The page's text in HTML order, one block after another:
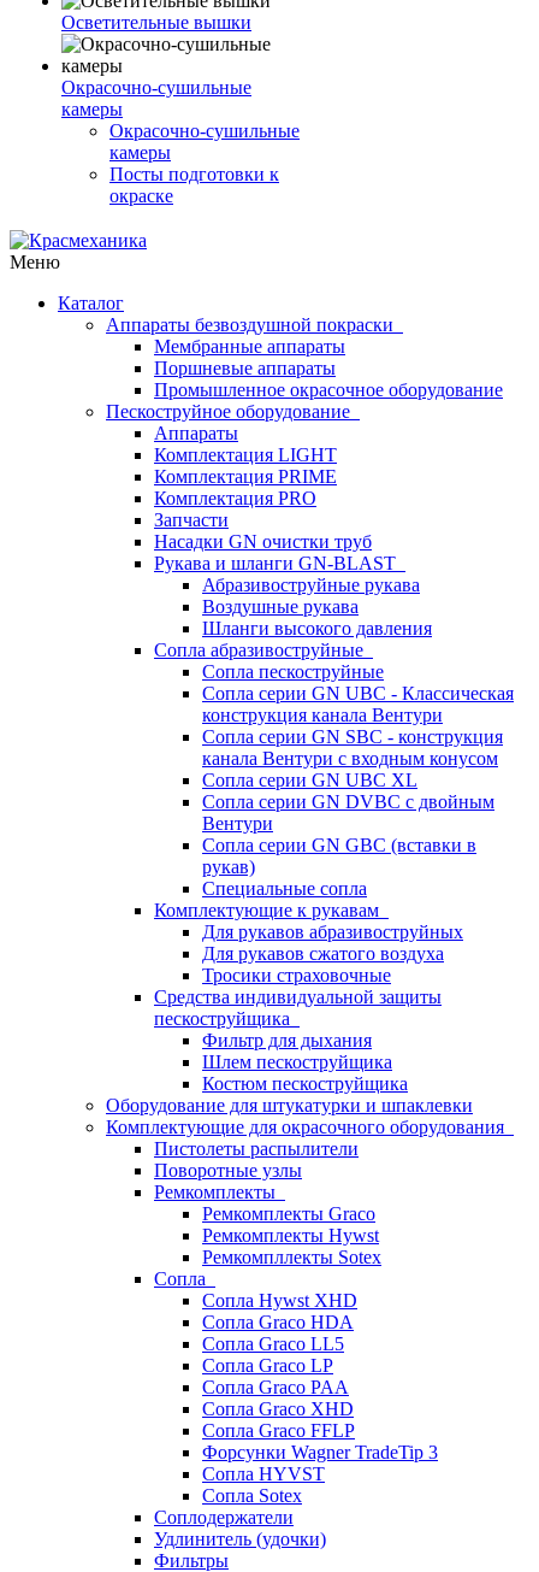
Осветительные вышки
Окрасочно-сушильные
камеры
Окрасочно-сушильные
камеры
Посты подготовки к
окраске
Меню
Каталог
Аппараты безвоздушной покраски
Мембранные аппараты
Поршневые аппараты
Промышленное окрасочное оборудование
Пескоструйное оборудование
Аппараты
Комплектация LIGHT
Комплектация PRIME
Комплектация PRO
Запчасти
Насадки GN очистки труб
Рукава и шланги GN-BLAST
Абразивоструйные рукава
Воздушные рукава
Шланги высокого давления
Сопла абразивоструйные
Сопла пескоструйные
Сопла серии GN UBC - Классическая
конструкция канала Вентури
Сопла серии GN SBC - конструкция
канала Вентури c входным конусом
Сопла серии GN UBC XL
Сопла серии GN DVBC с двойным
Вентури
Сопла серии GN GBC (вставки в
рукав)
Специальные сопла
Комплектующие к рукавам
Для рукавов абразивоструйных
Для рукавов сжатого воздуха
Тросики страховочные
Средства индивидуальной защиты
пескоструйщика
Фильтр для дыхания
Шлем пескоструйщика
Костюм пескоструйщика
Оборудование для штукатурки и шпаклевки
Комплектующие для окрасочного оборудования
Пистолеты распылители
Поворотные узлы
Ремкомплекты
Ремкомплекты Graco
Ремкомплекты Hywst
Ремкомпллекты Sotex
Сопла
Сопла Hywst XHD
Сопла Graco HDA
Сопла Graco LL5
Сопла Graco LP
Сопла Graco PAA
Сопла Graco XHD
Сопла Graco FFLP
Форсунки Wagner TradeTip 3
Сопла HYVST
Сопла Sotex
Соплодержатели
Удлинитель (удочки)
Фильтры